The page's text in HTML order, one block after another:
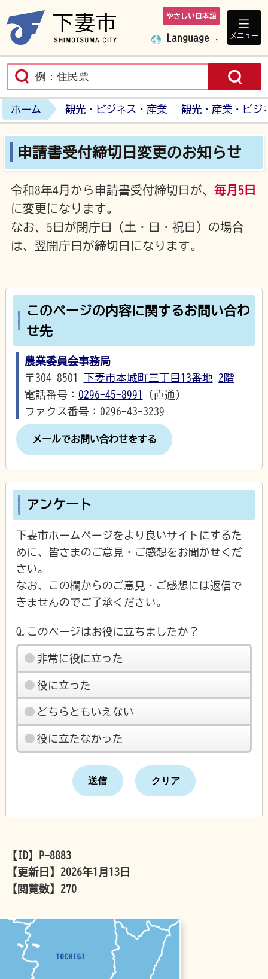
下妻市ホームペ
やさしい日本語
Language メニュー
ホーム 観光・ビジネス・産業 観光・産業・ビジ
申請書受付締切日変更のお知らせ
令和8年4月から申請書受付締切日が、 毎月5日
に変更になります。
なお、5日が閉庁日（土・日・祝日）の場合
は、翌開庁日が締切日になります。
このページの内容に関するお問い合わ
せ先
農業委員会事務局
〒304-8501 下妻市本城町三丁目13番地 2階
電話番号： 0296-45-8991
（直通）
ファクス番号：0296-43-3239
メールでお問い合わせをする
アンケート
下妻市ホームページをより良いサイトにするた
めに、皆さまのご意見・ご感想をお聞かせくだ
さい。
なお、この欄からのご意見・ご感想には返信で
きませんのでご了承ください。
Q.このページはお役に立ちましたか？
非常に役に立った
役に立った
どちらともいえない
役に立たなかった
【ID】
P-8883
【更新日】 2026年1月13日
【閲覧数】 270